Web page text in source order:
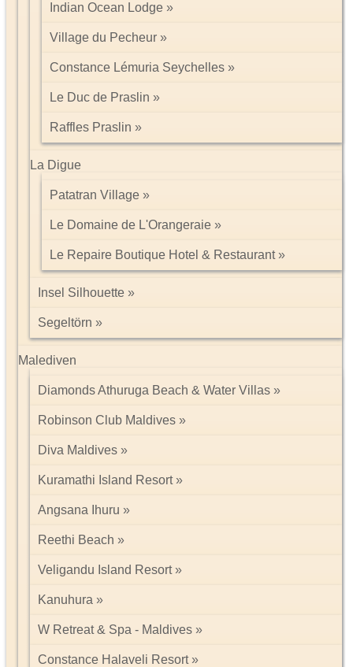
Indian Ocean Lodge
Village du Pecheur
Constance Lémuria Seychelles
Le Duc de Praslin
Raffles Praslin
La Digue
Patatran Village
Le Domaine de L'Orangeraie
Le Repaire Boutique Hotel & Restaurant
Insel Silhouette
Segeltörn
Malediven
Diamonds Athuruga Beach & Water Villas
Robinson Club Maldives
Diva Maldives
Kuramathi Island Resort
Angsana Ihuru
Reethi Beach
Veligandu Island Resort
Kanuhura
W Retreat & Spa - Maldives
Constance Halaveli Resort